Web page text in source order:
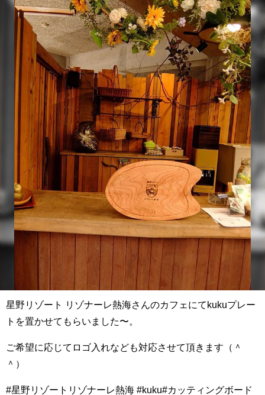
星野リゾート リゾナーレ熱海さんのカフェにてkukuプレー
トを置かせてもらいました〜。
ご希望に応じてロゴ入れなども対応させて頂きます（＾
＾）
#星野リゾートリゾナーレ熱海 #kuku#カッティングボード